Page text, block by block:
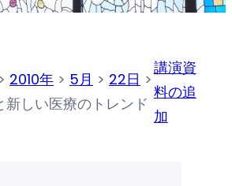
> 2010年 > 5月 > 22日 >
新しい医療のトレンド
講演資
料の追
加